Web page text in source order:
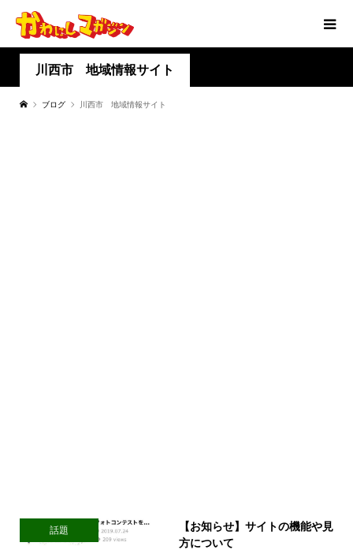
川西市 地域情報サイト
ブログ 川西市 地域情報サイト
話題
【お知らせ】サイトの機能や見
方について